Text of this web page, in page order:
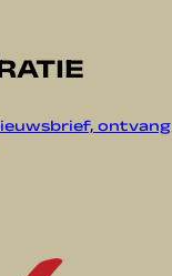
ontvang